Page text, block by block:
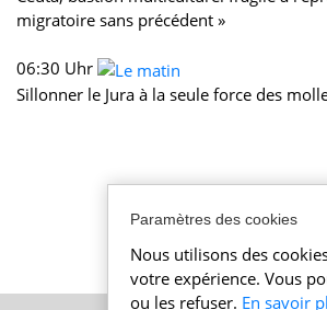
migratoire sans précédent »
06:30 Uhr
Sillonner le Jura à la seule force des
Paramètres des cookies
Nous utilisons des
votre expérience. Vous
ou les refuser. En savoir